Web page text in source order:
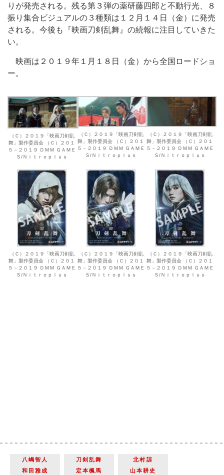
りが発売される。残る第３弾の薬研藤四郎と不動行光、８
振り集合ビジュアルの３種類は１２月１４日（金）に発売
される。今後も『映画刀剣乱舞』の続報に注目していきた
い。
映画は２０１９年１月１８日（金）から全国ロードショ
ー。
（Ｃ）２０１９「映画刀剣乱
舞」製作委員会 （Ｃ）２０１
５－２０１９ ＤＭＭ ＧＡＭＥ
Ｓ/Ｎｉｔｒｏｐｌｕｓ
（Ｃ）２０１９「映画刀剣乱
舞」製作委員会 （Ｃ）２０１
５－２０１９ ＤＭＭ ＧＡＭＥ
Ｓ/Ｎｉｔｒｏｐｌｕｓ
（Ｃ）２０１９「映画刀剣乱
舞」製作委員会 （Ｃ）２０１
５－２０１９ ＤＭＭ ＧＡＭＥ
Ｓ/Ｎｉｔｒｏｐｌｕｓ
（Ｃ）２０１９「映画刀剣乱
舞」製作委員会 （Ｃ）２０１
５－２０１９ ＤＭＭ ＧＡＭＥ
Ｓ/Ｎｉｔｒｏｐｌｕｓ
（Ｃ）２０１９「映画刀剣乱
舞」製作委員会 （Ｃ）２０１
５－２０１９ ＤＭＭ ＧＡＭＥ
Ｓ/Ｎｉｔｒｏｐｌｕｓ
（Ｃ）２０１９「映画刀剣乱
舞」製作委員会 （Ｃ）２０１
５－２０１９ ＤＭＭ ＧＡＭＥ
Ｓ/Ｎｉｔｒｏｐｌｕｓ
八嶋智人 刀剣乱舞
北村諒
和田雅成
定本楓馬 山本耕史